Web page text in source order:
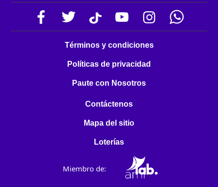
Términos y condiciones
Políticas de privacidad
Paute con Nosotros
Contáctenos
Mapa del sitio
Loterías
Miembro de: